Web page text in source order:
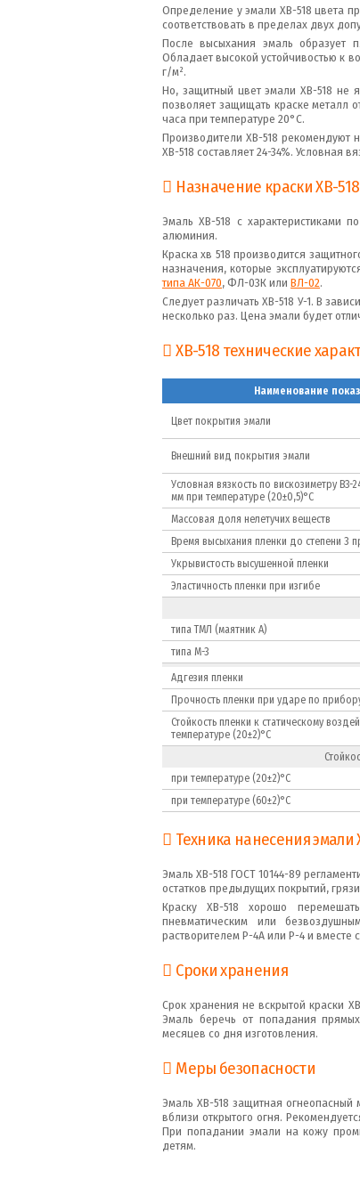
Определение у эмали ХВ-518 цвета
соответствовать в пределах двух
После высыхания эмаль образует
Обладает высокой устойчивостью к
г/м².
Но, защитный цвет эмали ХВ-518 не
позволяет защищать краске металл
часа при температуре 20°C.
Производители ХВ-518 рекомендуют
ХВ-518 составляет 24-34%. Условная
Назначение краски ХВ-
Эмаль ХВ-518 с характеристиками
алюминия.
Краска хв 518 производится
назначения, которые
типа АК-070, ФЛ-03К или ВЛ-02.
Следует различать ХВ-518 У-1. В
несколько раз. Цена эмали будет
ХВ-518 технические
Наименование
Цвет покрытия эмали
Внешний вид покрытия эмали
Условная вязкость по вискозиметру
мм при температуре (20±0,5)°С
Массовая доля нелетучих веществ
Время высыхания пленки до степени 3
Укрывистость высушенной пленки
Эластичность пленки при изгибе
типа ТМЛ (маятник А)
типа М-3
Адгезия пленки
Прочность пленки при ударе по
Стойкость пленки к статическому
температуре (20±2)°С
при температуре (20±2)°С
при температуре (60±2)°С
Техника нанесения эмали
Эмаль ХВ-518 ГОСТ 10144-89
остатков предыдущих покрытий,
Краску ХВ-518 хорошо
пневматическим или
растворителем Р-4А или Р-4 и
Сроки хранения
Срок хранения не вскрытой краски
Эмаль беречь от попадания
месяцев со дня изготовления.
Меры безопасности
Эмаль ХВ-518 защитная огнеопасный
вблизи открытого огня.
При попадании эмали на кожу
детям.